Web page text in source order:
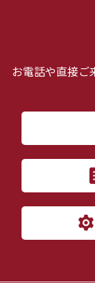
お電話や直接ご